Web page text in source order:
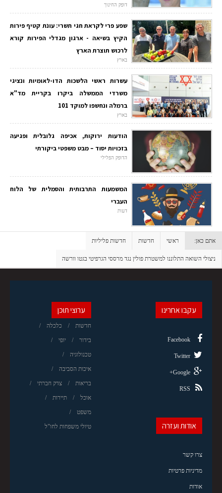
דופק החינוך
שפע פרי לקראת חגי תשרי: עונת קטיף פירות
הקיץ בשיאה - ארגון מגדלי הפירות קורא
לרכוש תוצרת הארץ
בארץ
עשרות ראשי הלשכות הדו-לאומיות ונציגי
משרדי הממשלה ביקרו בקריית מד"א
ברמלה ונחשפו למוקד 101
בארץ
הודעות ירוקות, אכיפה גלובלית ופגיעה
בזכויות יסוד – מבט משפטי ביקורתי
הדופק הפלילי
המשמעות התרבותית והסמלית של הלוח
העברי
דעות
אתם כאן: ראשי חדשות חדשות פליליות
ניצולי השואה התלוננו למשטרת פולין נגד מרססי הגרפיטי בגטו וורשה
ערוצי תוכן
חדשות כלכלה
בידור יופי
טכנולוגיה
איכות הסביבה
בריאות צדק חברתי
אוכל תיירות
משפט
טיולי משפחות לחו"ל
עקבו אחרינו
Facebook
Twitter
Google+
RSS
אודות ועזרה
צרו קשר
מדיניות פרטיות
אודות